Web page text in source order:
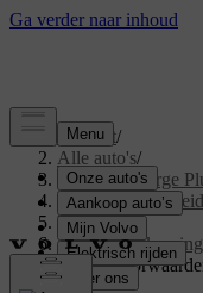
Support/
Alle auto's/
XC40 Recharge
Uw Volvo/